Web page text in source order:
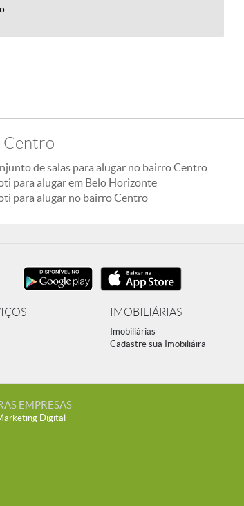
Centro
de salas para alugar no bairro Centro
para alugar em Belo Horizonte
para alugar no bairro Centro
IMOBILIÁRIAS
Imobiliárias
Cadastre sua Imobiliáira
EMPRESAS
Digital